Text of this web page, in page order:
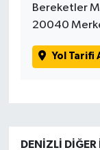
Bereketler
20040
Yol Tarifi
DENIZLI DIĞER